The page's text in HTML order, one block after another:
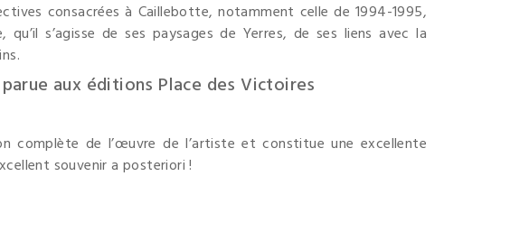
consacrées à Caillebotte, notamment celle de 1994-1995,
s’agisse de ses paysages de Yerres, de ses liens avec la
aux éditions Place des Victoires
complète de l’œuvre de l’artiste et constitue une excellente
souvenir a posteriori !